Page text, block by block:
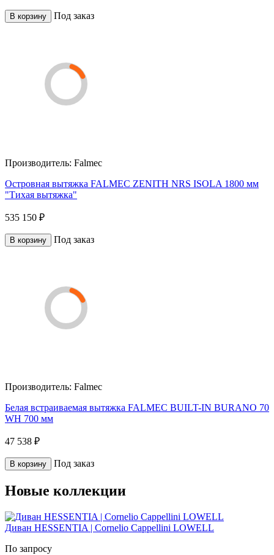
В корзину Под заказ
Производитель: Falmec
Островная вытяжка FALMEC ZENITH NRS ISOLA 1800 мм
"Тихая вытяжка"
535 150 ₽
В корзину Под заказ
Производитель: Falmec
Белая встраиваемая вытяжка FALMEC BUILT-IN BURANO 70
WH 700 мм
47 538 ₽
В корзину Под заказ
Новые коллекции
Диван HESSENTIA | Cornelio Cappellini LOWELL
По запросу